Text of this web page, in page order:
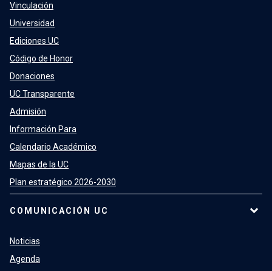
Vinculación
Universidad
Ediciones UC
Código de Honor
Donaciones
UC Transparente
Admisión
Información Para
Calendario Académico
Mapas de la UC
Plan estratégico 2026-2030
COMUNICACIÓN UC
Noticias
Agenda